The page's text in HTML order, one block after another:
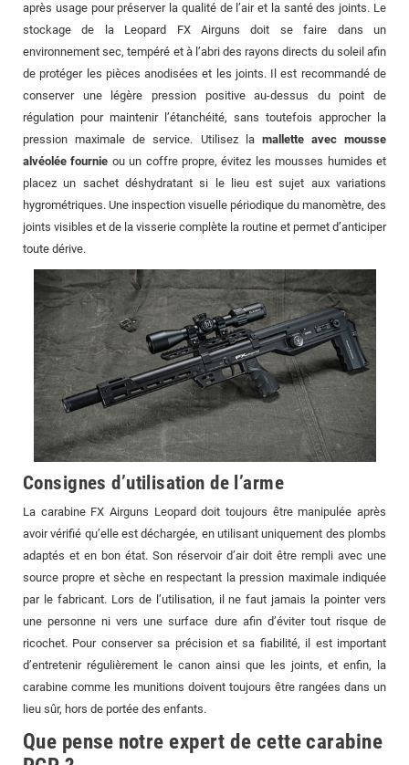
après usage pour préserver la qualité de l’air et la santé des joints. Le
stockage de la Leopard FX Airguns doit se faire dans un
environnement sec, tempéré et à l’abri des rayons directs du soleil afin
de protéger les pièces anodisées et les joints. Il est recommandé de
conserver une légère pression positive au-dessus du point de
régulation pour maintenir l’étanchéité, sans toutefois approcher la
pression maximale de service. Utilisez la mallette avec mousse
alvéolée fournie ou un coffre propre, évitez les mousses humides et
placez un sachet déshydratant si le lieu est sujet aux variations
hygrométriques. Une inspection visuelle périodique du manomètre, des
joints visibles et de la visserie complète la routine et permet d’anticiper
toute dérive.
Consignes d’utilisation de l’arme
La carabine FX Airguns Leopard doit toujours être manipulée après
avoir vérifié qu’elle est déchargée, en utilisant uniquement des plombs
adaptés et en bon état. Son réservoir d’air doit être rempli avec une
source propre et sèche en respectant la pression maximale indiquée
par le fabricant. Lors de l’utilisation, il ne faut jamais la pointer vers
une personne ni vers une surface dure afin d’éviter tout risque de
ricochet. Pour conserver sa précision et sa fiabilité, il est important
d’entretenir régulièrement le canon ainsi que les joints, et enfin, la
carabine comme les munitions doivent toujours être rangées dans un
lieu sûr, hors de portée des enfants.
Que pense notre expert de cette carabine